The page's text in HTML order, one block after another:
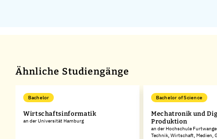
Ähnliche Studiengänge
Bachelor
Wirtschaftsinformatik
an der Universität Hamburg
Bachelor of Science
Mechatronik und
Produktion
an der Hochschule
Technik, Wirtschaft, Medien,